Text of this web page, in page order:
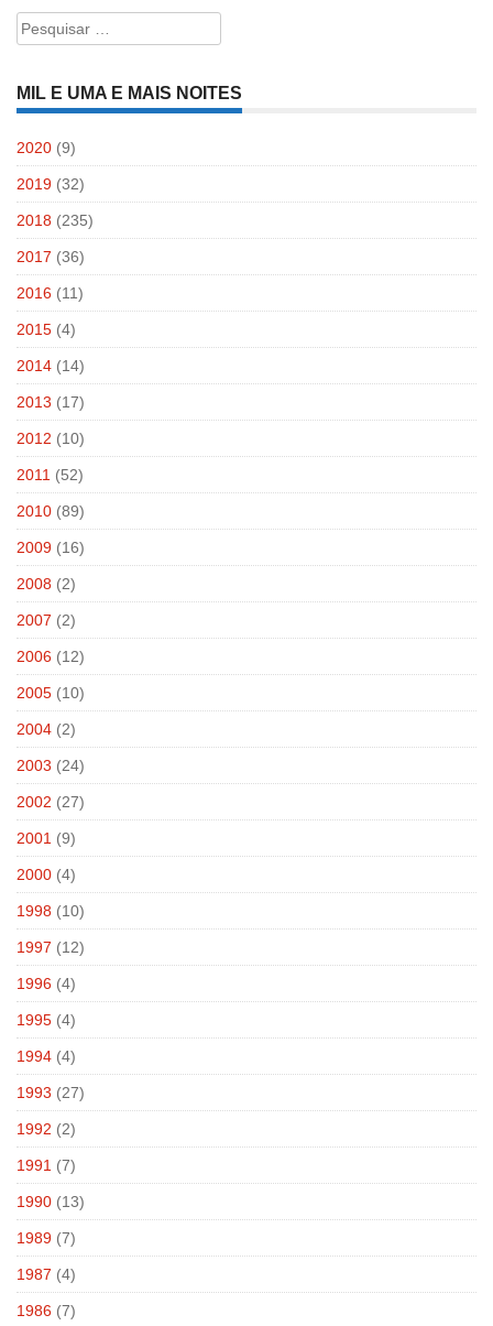
Pesquisar
por:
MIL E UMA E MAIS NOITES
2020 (9)
2019 (32)
2018 (235)
2017 (36)
2016 (11)
2015 (4)
2014 (14)
2013 (17)
2012 (10)
2011 (52)
2010 (89)
2009 (16)
2008 (2)
2007 (2)
2006 (12)
2005 (10)
2004 (2)
2003 (24)
2002 (27)
2001 (9)
2000 (4)
1998 (10)
1997 (12)
1996 (4)
1995 (4)
1994 (4)
1993 (27)
1992 (2)
1991 (7)
1990 (13)
1989 (7)
1987 (4)
1986 (7)